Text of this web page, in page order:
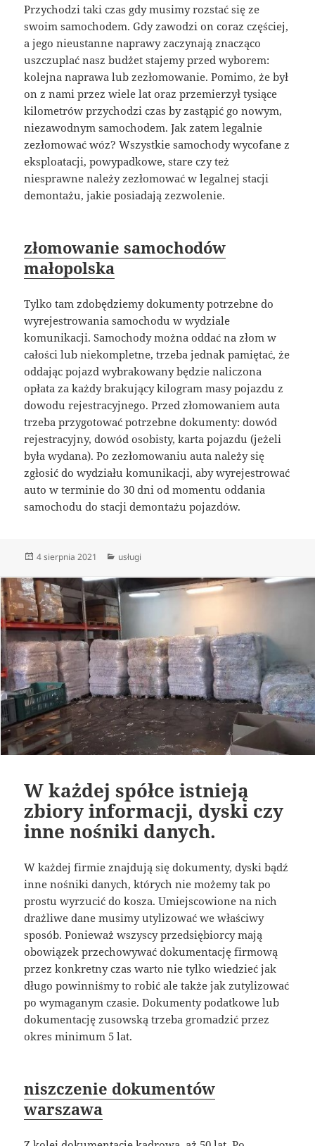
Przychodzi taki czas gdy musimy rozstać się ze
swoim samochodem. Gdy zawodzi on coraz częściej,
a jego nieustanne naprawy zaczynają znacząco
uszczuplać nasz budżet stajemy przed wyborem:
kolejna naprawa lub zezłomowanie. Pomimo, że był
on z nami przez wiele lat oraz przemierzył tysiące
kilometrów przychodzi czas by zastąpić go nowym,
niezawodnym samochodem. Jak zatem legalnie
zezłomować wóz? Wszystkie samochody wycofane z
eksploatacji, powypadkowe, stare czy też
niesprawne należy zezłomować w legalnej stacji
demontażu, jakie posiadają zezwolenie.
złomowanie samochodów
małopolska
Tylko tam zdobędziemy dokumenty potrzebne do
wyrejestrowania samochodu w wydziale
komunikacji. Samochody można oddać na złom w
całości lub niekompletne, trzeba jednak pamiętać, że
oddając pojazd wybrakowany będzie naliczona
opłata za każdy brakujący kilogram masy pojazdu z
dowodu rejestracyjnego. Przed złomowaniem auta
trzeba przygotować potrzebne dokumenty: dowód
rejestracyjny, dowód osobisty, karta pojazdu (jeżeli
była wydana). Po zezłomowaniu auta należy się
zgłosić do wydziału komunikacji, aby wyrejestrować
auto w terminie do 30 dni od momentu oddania
samochodu do stacji demontażu pojazdów.
Data
4 sierpnia 2021 Kategorie
usługi
W każdej spółce istnieją
zbiory informacji, dyski czy
inne nośniki danych.
W każdej firmie znajdują się dokumenty, dyski bądź
inne nośniki danych, których nie możemy tak po
prostu wyrzucić do kosza. Umiejscowione na nich
drażliwe dane musimy utylizować we właściwy
sposób. Ponieważ wszyscy przedsiębiorcy mają
obowiązek przechowywać dokumentację firmową
przez konkretny czas warto nie tylko wiedzieć jak
długo powinniśmy to robić ale także jak zutylizować
po wymaganym czasie. Dokumenty podatkowe lub
dokumentację zusowską trzeba gromadzić przez
okres minimum 5 lat.
niszczenie dokumentów
warszawa